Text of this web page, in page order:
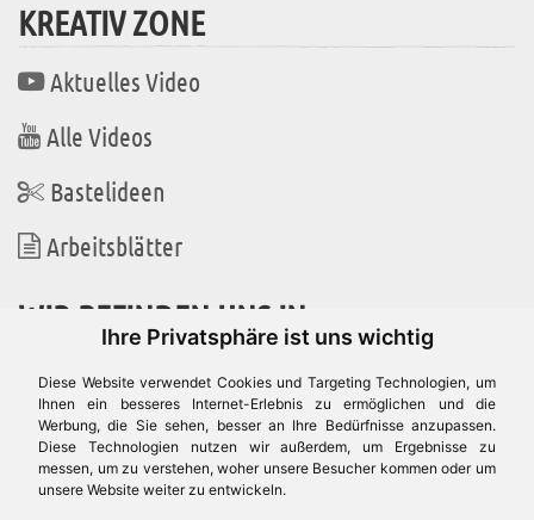
Ihre Privatsphäre ist uns wichtig
Diese Website verwendet Cookies und Targeting Technologien, um
Ihnen ein besseres Internet-Erlebnis zu ermöglichen und die
Werbung, die Sie sehen, besser an Ihre Bedürfnisse anzupassen.
Diese Technologien nutzen wir außerdem, um Ergebnisse zu
messen, um zu verstehen, woher unsere Besucher kommen oder um
unsere Website weiter zu entwickeln.
KREATIV ZONE
Aktuelles Video
Alle Videos
Bastelideen
Arbeitsblätter
WIR BEFINDEN UNS IN
Es gibt uns auch in